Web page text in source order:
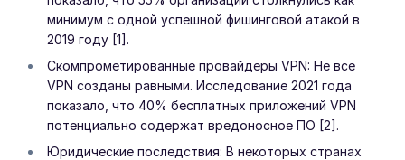
минимум с одной успешной фишинговой атакой в
2019 году [1].
Скомпрометированные провайдеры VPN: Не все
VPN созданы равными. Исследование 2021 года
показало, что 40% бесплатных приложений VPN
потенциально содержат вредоносное ПО [2].
Юридические последствия: В некоторых странах